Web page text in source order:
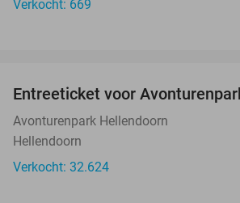
Verkocht: 669
Entreeticket voor
Avonturenpark Hellendoorn
Hellendoorn
Verkocht: 32.624